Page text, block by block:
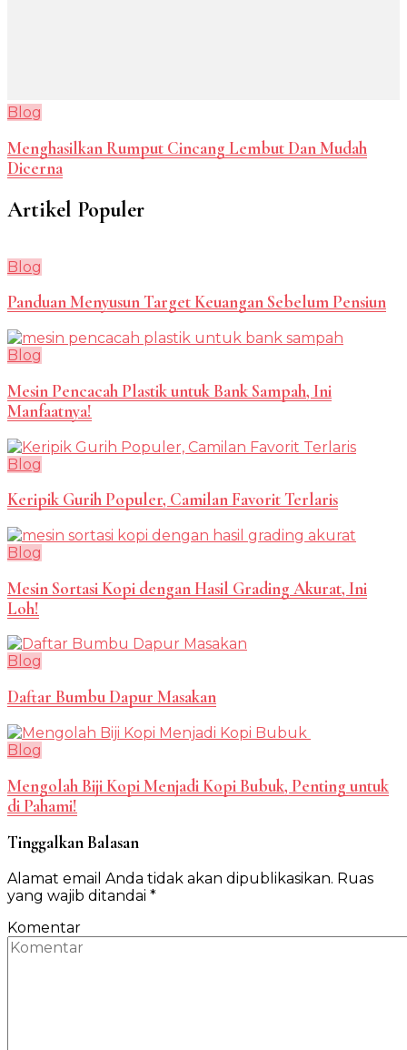
Blog
Menghasilkan Rumput Cincang Lembut Dan Mudah
Dicerna
Artikel Populer
Blog
Panduan Menyusun Target Keuangan Sebelum Pensiun
Blog
Mesin Pencacah Plastik untuk Bank Sampah, Ini
Manfaatnya!
Blog
Keripik Gurih Populer, Camilan Favorit Terlaris
Blog
Mesin Sortasi Kopi dengan Hasil Grading Akurat, Ini
Loh!
Blog
Daftar Bumbu Dapur Masakan
Blog
Mengolah Biji Kopi Menjadi Kopi Bubuk, Penting untuk
di Pahami!
Tinggalkan Balasan
Alamat email Anda tidak akan dipublikasikan. Ruas
yang wajib ditandai *
Komentar